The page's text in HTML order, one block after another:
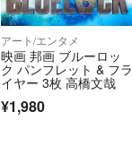
アート/エンタメ
映画 邦画 ブルーロッ
ク パンフレット & フラ
イヤー 3枚 高橋文哉
¥1,980